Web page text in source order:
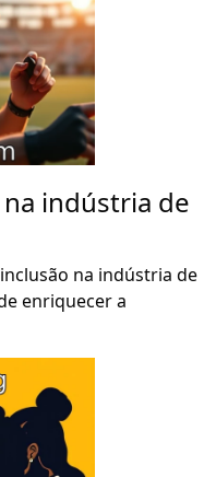
indústria de
na indústria de
enriquecer a